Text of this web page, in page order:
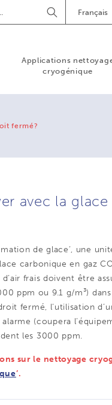
Français
Lancer
la
Applications
cryogénique
fermé?
avec la
de glace’, une
carbonique en gaz
frais doivent être
ppm ou 9.1 g/m³)
fermé, l’utilisation
(coupera
les 3000 ppm.
sur le nettoyage
’.